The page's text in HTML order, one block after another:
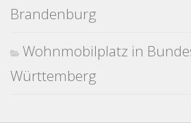
Brandenburg
Wohnmobilplatz in
Württemberg